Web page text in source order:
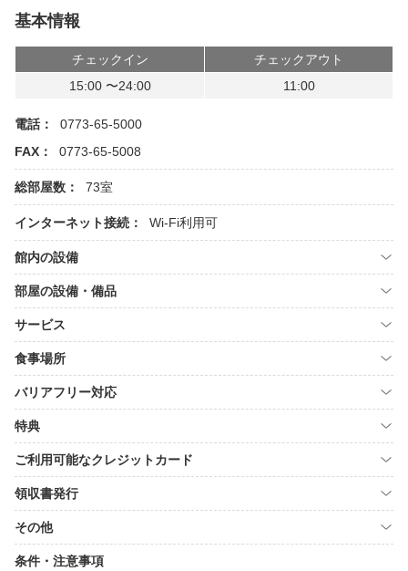
基本情報
チェックイン
チェックアウト
15:00 〜24:00
11:00
電話：
0773-65-5000
FAX：
0773-65-5008
総部屋数： 73室
インターネット接続： Wi-Fi利用可
館内の設備
部屋の設備・備品
サービス
食事場所
バリアフリー対応
特典
ご利用可能なクレジットカード
領収書発行
その他
条件・注意事項